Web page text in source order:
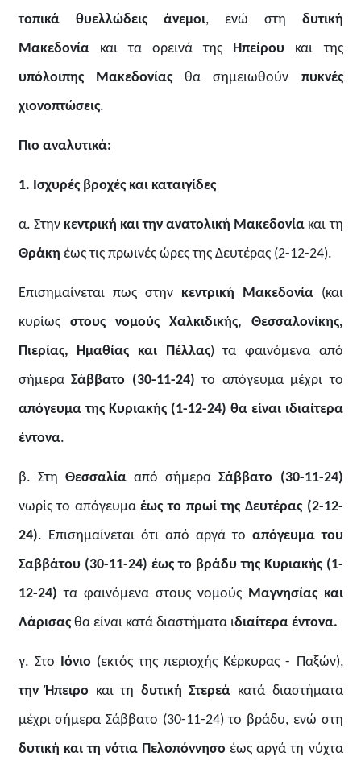
τοπικά θυελλώδεις άνεμοι, ενώ στη δυτική
Μακεδονίακαι τα ορεινά της Ηπείρου και της
υπόλοιπης Μακεδονίας θα σημειωθούν πυκνές
χιονοπτώσεις.
Πιο αναλυτικά:
1. Ισχυρές βροχές και καταιγίδες
α. Στην κεντρική και την ανατολική Μακεδονία και τη
Θράκη έως τις πρωινές ώρες της Δευτέρας (2-12-24).
Επισημαίνεται πως στην κεντρική Μακεδονία(και
κυρίως στους νομούς Χαλκιδικής, Θεσσαλονίκης,
Πιερίας, Ημαθίας και Πέλλας) τα φαινόμενα από
σήμερα Σάββατο (30-11-24) το απόγευμα μέχρι το
απόγευμα της Κυριακής (1-12-24) θα είναι ιδιαίτερα
έντονα.
β. Στη Θεσσαλίααπό σήμερα Σάββατο (30-11-24)
νωρίς το απόγευμαέως το πρωί της Δευτέρας (2-12-
24). Επισημαίνεται ότι από αργά το απόγευμα του
Σαββάτου (30-11-24) έως το βράδυ της Κυριακής (1-
12-24) τα φαινόμενα στους νομούς Μαγνησίας και
Λάρισαςθα είναι κατά διαστήματα ιδιαίτερα έντονα.
γ. Στο Ιόνιο (εκτός της περιοχής Κέρκυρας - Παξών),
την Ήπειρο και τη δυτική Στερεά κατά διαστήματα
μέχρι σήμερα Σάββατο (30-11-24) το βράδυ, ενώ στη
δυτική και τη νότια Πελοπόννησο έως αργά τη νύχτα